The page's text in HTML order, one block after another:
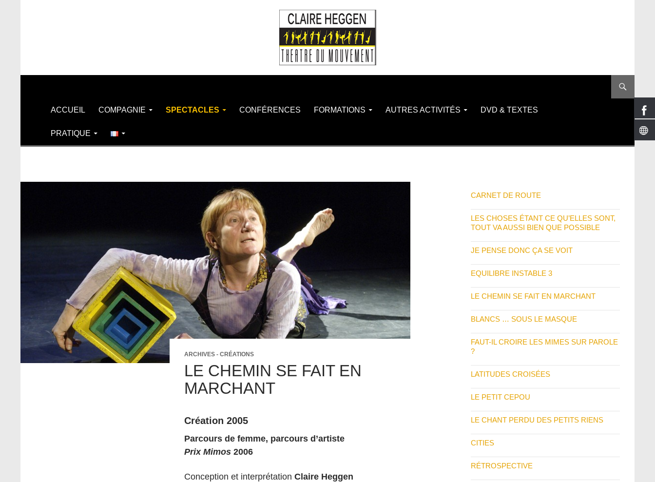
ACCUEIL COMPAGNIE SPECTACLES CONFÉRENCES FORMATIONS AUTRES ACTIVITÉS DVD & TEXTES
PRATIQUE
ARCHIVES - CRÉATIONS
LE CHEMIN SE FAIT EN
MARCHANT
Création 2005
Parcours de femme, parcours d’artiste
Prix Mimos 2006
Conception et interprétation Claire Heggen
CARNET DE ROUTE
LES CHOSES ÉTANT CE QU’ELLES SONT,
TOUT VA AUSSI BIEN QUE POSSIBLE
JE PENSE DONC ÇA SE VOIT
EQUILIBRE INSTABLE 3
LE CHEMIN SE FAIT EN MARCHANT
BLANCS … SOUS LE MASQUE
FAUT-IL CROIRE LES MIMES SUR PAROLE
?
LATITUDES CROISÉES
LE PETIT CEPOU
LE CHANT PERDU DES PETITS RIENS
CITIES
RÉTROSPECTIVE